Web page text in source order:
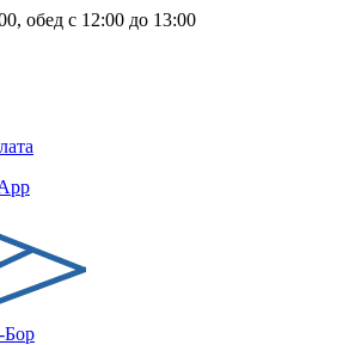
обед с 12:00 до 13:00
Бор